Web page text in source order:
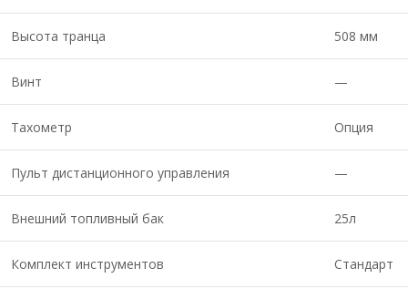
Высота транца 508 мм
Винт —
Тахометр Опция
Пульт дистанционного управления —
Внешний топливный бак 25л
Комплект инструментов Стандарт